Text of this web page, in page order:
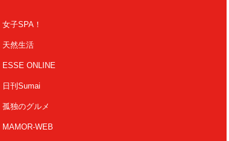
女子SPA！
天然生活
ESSE ONLINE
日刊Sumai
孤独のグルメ
MAMOR-WEB